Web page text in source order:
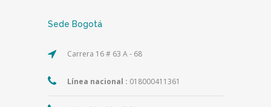
Sede Bogotá
Carrera 16 # 63 A - 68
Línea nacional : 018000411361